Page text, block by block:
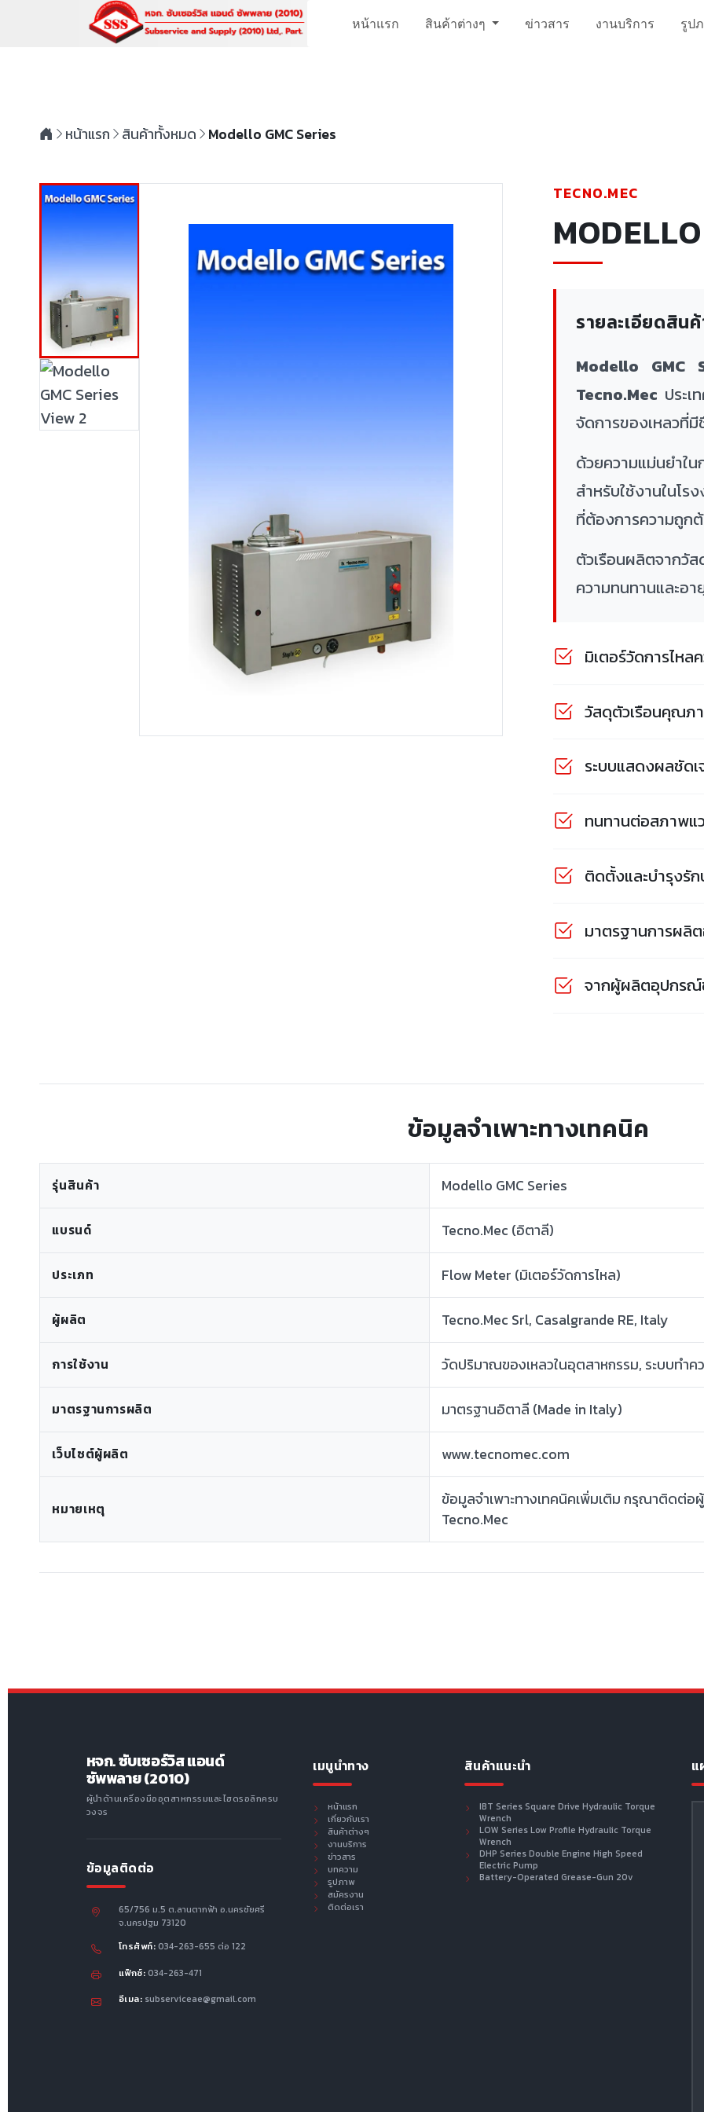
หน้าแรก สินค้าต่างๆ ข่าวสาร งานบริการ รูป
หน้าแรก สินค้าทั้งหมด Modello GMC Series
TECNO.MEC
รายละเอียดสิน
Modello GMC
Tecno.Mec ประ
จัดการของเหลวที่
ด้วยความแม่นยำใ
สำหรับใช้งานในโร
ที่ต้องการความถูก
ตัวเรือนผลิตจาก
ความทนทานและอา
มิเตอร์วัดการไหล
วัสดุตัวเรือนคุณภ
ระบบแสดงผลชัด
ทนทานต่อสภาพแ
ติดตั้งและบำรุงรั
มาตรฐานการผลิ
จากผู้ผลิตอุปกรณ์
ข้อมูลจำเพาะทางเทคนิค
รุ่นสินค้า Modello GMC Series
แบรนด์ Tecno.Mec (อิตาลี)
ประเภท Flow Meter (มิเตอร์วัดการไหล)
ผู้ผลิต Tecno.Mec Srl, Casalgrande RE, Italy
การใช้งาน วัดปริมาณของเหลวในอุตสาหกรรม, ระบบทำค
มาตรฐานการผลิต มาตรฐานอิตาลี (Made in Italy)
เว็บไซต์ผู้ผลิต www.tecnomec.com
หมายเหตุ
ข้อมูลจำเพาะทางเทคนิคเพิ่มเติม กรุณาติดต่
Tecno.Mec
หจก. ซับเซอร์วิส แอนด์
ซัพพลาย (2010)
ผู้นำด้านเครื่องมืออุตสาหกรรมและไฮดรอลิกครบ
วงจร
ข้อมูลติดต่อ
65/756 ม.5 ต.ลานตากฟ้า อ.นครชัยศรี
จ.นครปฐม 73120
โทรศัพท์: 034-263-655 ต่อ 122
แฟ็กซ์: 034-263-471
อีเมล: subserviceae@gmail.com
เมนูนำทาง
หน้าแรก
เกี่ยวกับเรา
สินค้าต่างๆ
งานบริการ
ข่าวสาร
บทความ
รูปภาพ
สมัครงาน
ติดต่อเรา
สินค้าแนะนำ
IBT Series Square Drive Hydraulic Torque
Wrench
LOW Series Low Profile Hydraulic Torque
Wrench
DHP Series Double Engine High Speed
Electric Pump
Battery-Operated Grease-Gun 20v
แ